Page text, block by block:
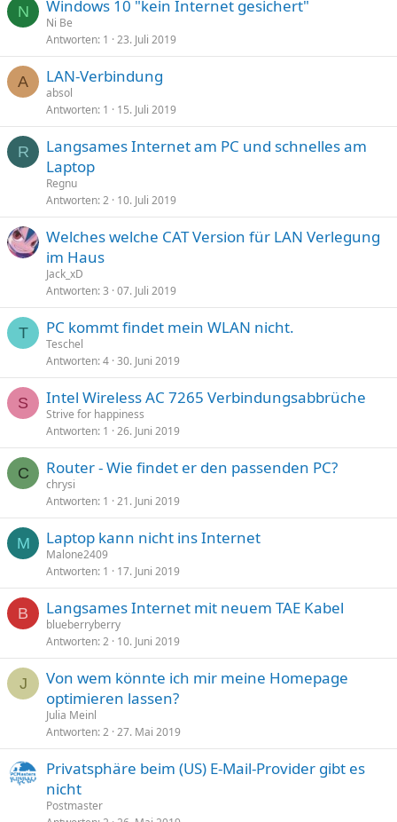
N Windows 10 "kein Internet gesichert"
Ni Be
Antworten 1 23. Juli 2019
A LAN-Verbindung
absol
Antworten 1 15. Juli 2019
R
Langsames Internet am PC und schnelles am
Laptop
Regnu
Antworten 2 10. Juli 2019
Welches welche CAT Version für LAN Verlegung
im Haus
Jack_xD
Antworten 3 07. Juli 2019
T PC kommt findet mein WLAN nicht.
Teschel
Antworten 4 30. Juni 2019
S Intel Wireless AC 7265 Verbindungsabbrüche
Strive for happiness
Antworten 1 26. Juni 2019
C Router - Wie findet er den passenden PC?
chrysi
Antworten 1 21. Juni 2019
M Laptop kann nicht ins Internet
Malone2409
Antworten 1 17. Juni 2019
B Langsames Internet mit neuem TAE Kabel
blueberryberry
Antworten 2 10. Juni 2019
J
Von wem könnte ich mir meine Homepage
optimieren lassen?
Julia Meinl
Antworten 2 27. Mai 2019
Privatsphäre beim (US) E-Mail-Provider gibt es
nicht
Postmaster